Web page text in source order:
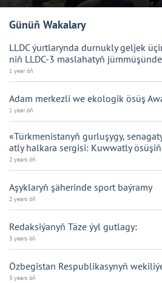
Günüň Wakalary
LLDC ýurtlarynda durnukly geljek
niň LLDC-3 maslahatyň jümmüşünde
1 year öň
Adam merkezli we ekologik ösüş
1 year öň
«Türkmenistanyň gurluşygy,
atly halkara sergisi: Kuwwatly
2 years öň
Aşyklaryň şäherinde sport baýramy
2 years öň
Redaksiýanyň Täze ýyl gutlagy:
3 years öň
Özbegistan Respublikasynyň
3 years öň